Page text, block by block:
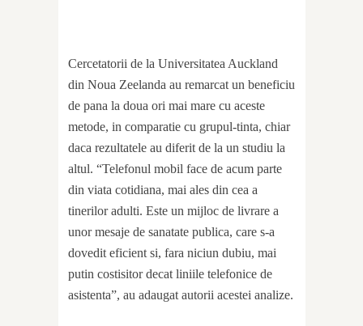
Cercetatorii de la Universitatea Auckland
din Noua Zeelanda au remarcat un beneficiu
de pana la doua ori mai mare cu aceste
metode, in comparatie cu grupul-tinta, chiar
daca rezultatele au diferit de la un studiu la
altul. “Telefonul mobil face de acum parte
din viata cotidiana, mai ales din cea a
tinerilor adulti. Este un mijloc de livrare a
unor mesaje de sanatate publica, care s-a
dovedit eficient si, fara niciun dubiu, mai
putin costisitor decat liniile telefonice de
asistenta”, au adaugat autorii acestei analize.